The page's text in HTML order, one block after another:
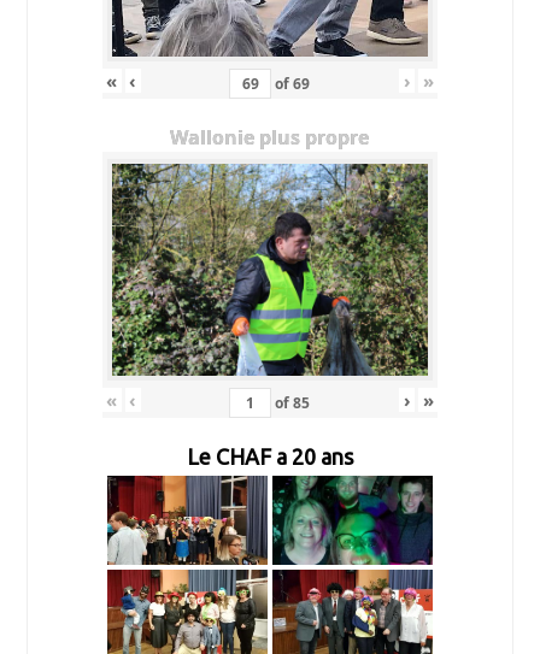
« ‹ of69 › »
Wallonie plus propre
« ‹ of85 › »
Le CHAF a 20 ans